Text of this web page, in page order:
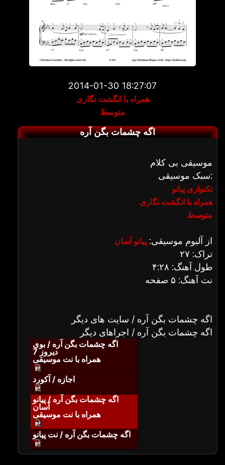
2014-01-30 18:27:07
همراه با انگشت نگاری
متوسط
اگه چشمات بگن آره
موسیقی بی کلام
سبک موسیقی:
تکنوازی پیانو
همراه با انگشت نگاری
متوسط
از آلبوم موسیقی: پیانو آسان
تراک: ۲۷
طول آهنگ: ۴:۲۸
نت آهنگ: ۵ صفحه
اگه چشمات بگن آره / سایت های دیگر
اگه چشمات بگن آره / اجراهای دیگر
اگه چشمات بگن آره / بوی
دیروز 7
همراه با نت موسیقی
اجازه / آکورد
اگه چشمات بگن آره / پیانو
آسان
همراه با نت موسیقی
اگه چشمات بگن آره / نت پیانو